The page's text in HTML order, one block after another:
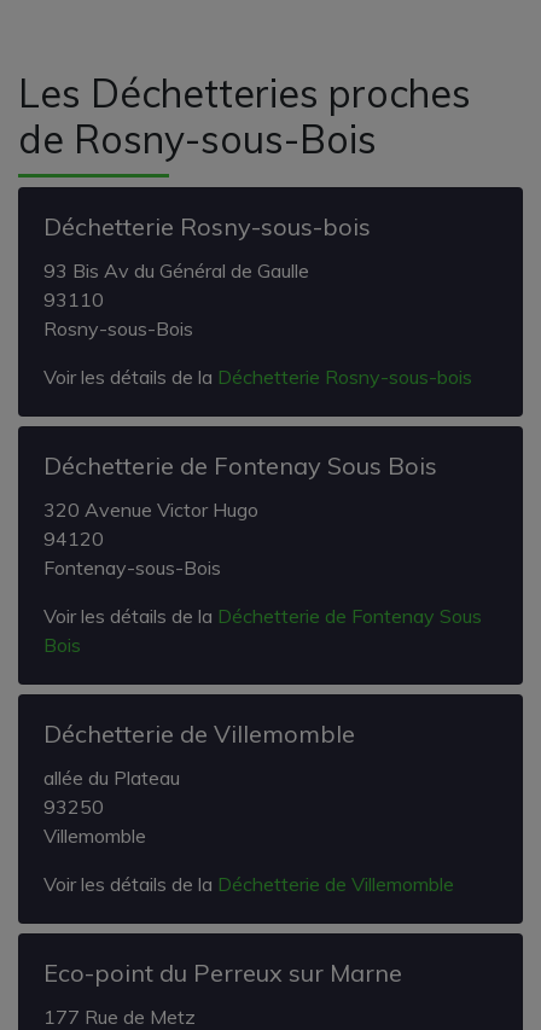
Les Déchetteries proches
de Rosny-sous-Bois
Déchetterie Rosny-sous-bois
93 Bis Av du Général de Gaulle
93110
Rosny-sous-Bois
Voir les détails de la Déchetterie Rosny-sous-bois
Déchetterie de Fontenay Sous Bois
320 Avenue Victor Hugo
94120
Fontenay-sous-Bois
Voir les détails de la Déchetterie de Fontenay Sous
Bois
Déchetterie de Villemomble
allée du Plateau
93250
Villemomble
Voir les détails de la Déchetterie de Villemomble
Eco-point du Perreux sur Marne
177 Rue de Metz